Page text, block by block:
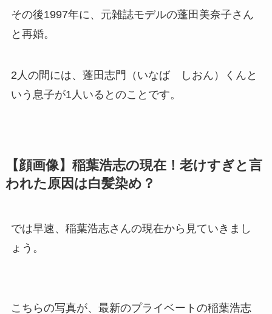
その後1997年に、元雑誌モデルの蓬田美奈子さん
と再婚。
2人の間には、蓬田志門（いなば しおん）くんと
いう息子が1人いるとのことです。
【顔画像】稲葉浩志の現在！老けすぎと言
われた原因は白髪染め？
では早速、稲葉浩志さんの現在から見ていきまし
ょう。
こちらの写真が、最新のプライベートの稲葉浩志